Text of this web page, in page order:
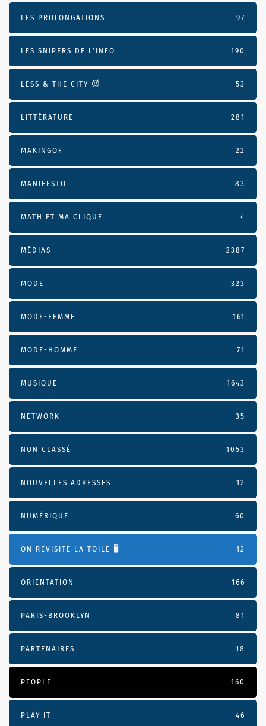
LES PROLONGATIONS 97
LES SNIPERS DE L’INFO 190
LESS & THE CITY 😈 53
LITTÉRATURE 281
MAKINGOF 22
MANIFESTO 83
MATH ET MA CLIQUE 4
MÉDIAS 2387
MODE 323
MODE-FEMME 161
MODE-HOMME 71
MUSIQUE 1643
NETWORK 35
NON CLASSÉ 1053
NOUVELLES ADRESSES 12
NUMÉRIQUE 60
ON REVISITE LA TOILE 🖥️ 12
ORIENTATION 166
PARIS-BROOKLYN 81
PARTENAIRES 18
PEOPLE 160
PLAY IT 46